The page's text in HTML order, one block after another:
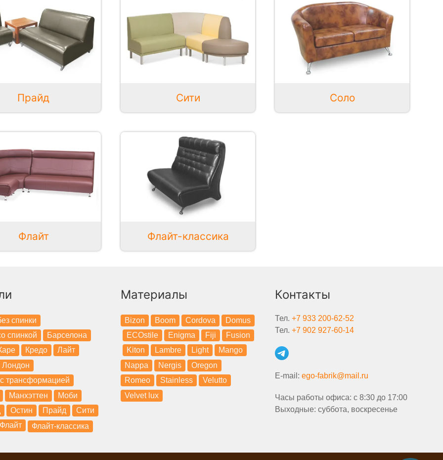
Прайд Сити Соло
Флайт Флайт-классика
спинки
спинкой
Барселона
Кредо
Лайт
Лондон
трансформацией
Манхэттен
Моби
Остин Прайд
Сити
Флайт-классика
Материалы
Bizon Boom Cordova
Domus
ECOstile
Enigma Fiji
Fusion
Kiton
Lambre Light
Mango
Nappa
Nergis
Oregon
Romeo
Stainless
Velutto
Velvet lux
Контакты
Тел.+7 933 200-62-52
Тел.+7 902 927-60-14
E-mail:ego-fabrik@mail.ru
Часы работы офиса: с 8:30 до 17:00
Выходные: суббота, воскресенье